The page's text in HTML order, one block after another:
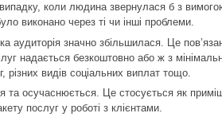
коли людина звернулася б з
виконано через ті чи інші проблеми.
аудиторія значно збільшилася. Це
надається безкоштовно або ж з
різних видів соціальних виплат тощо.
та осучаснюється. Це стосується як
послуг у роботі з клієнтами.